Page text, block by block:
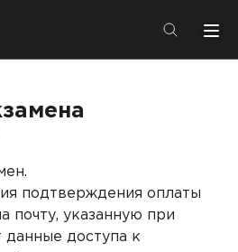
Пресс-центр
подтверждения оплаты
почту, указанную при
данные доступа к